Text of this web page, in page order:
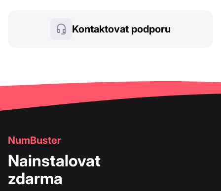
Kontaktovat podporu
NumBuster
Nainstalovat
zdarma